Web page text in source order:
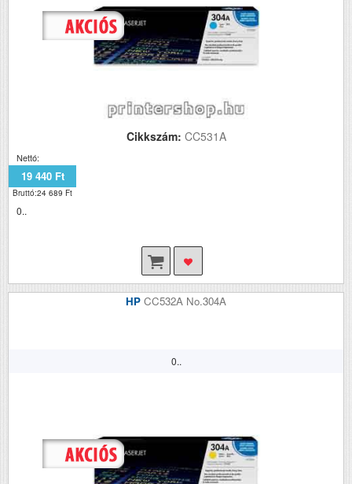
Cikkszám: CC531A
Nettó:
19 440 Ft
Bruttó:24 689 Ft
0..
HP CC532A No.304A
0..